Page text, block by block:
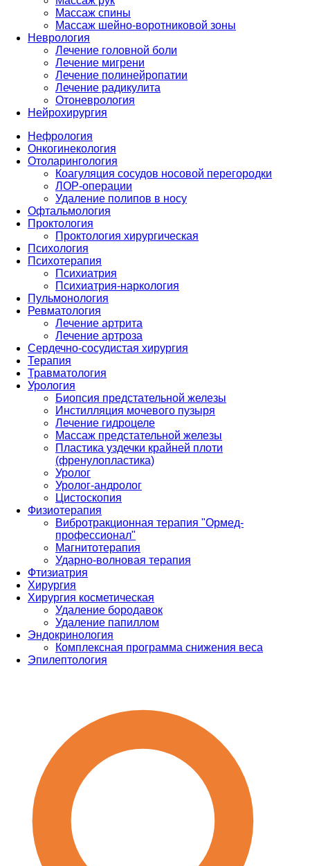
Массаж спины
Массаж шейно-воротниковой зоны
Неврология
Лечение головной боли
Лечение мигрени
Лечение полинейропатии
Лечение радикулита
Отоневрология
Нейрохирургия
Нефрология
Онкогинекология
Отоларингология
Коагуляция сосудов носовой перегородки
ЛОР-операции
Удаление полипов в носу
Офтальмология
Проктология
Проктология хирургическая
Психология
Психотерапия
Психиатрия
Психиатрия-наркология
Пульмонология
Ревматология
Лечение артрита
Лечение артроза
Сердечно-сосудистая хирургия
Терапия
Травматология
Урология
Биопсия предстательной железы
Инстилляция мочевого пузыря
Лечение гидроцеле
Массаж предстательной железы
Пластика уздечки крайней плоти
(френулопластика)
Уролог
Уролог-андролог
Цистоскопия
Физиотерапия
Вибротракционная терапия "Ормед-
профессионал"
Магнитотерапия
Ударно-волновая терапия
Фтизиатрия
Хирургия
Хирургия косметическая
Удаление бородавок
Удаление папиллом
Эндокринология
Комплексная программа снижения веса
Эпилептология